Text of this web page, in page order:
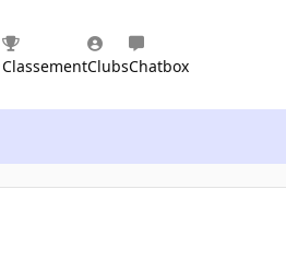
ClassementClubsChatbox